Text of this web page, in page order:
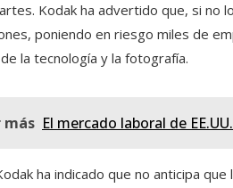
Kodak ha advertido que, si no
poniendo en riesgo miles de
la tecnología y la fotografía.
más El mercado laboral de
ha indicado que no anticipa